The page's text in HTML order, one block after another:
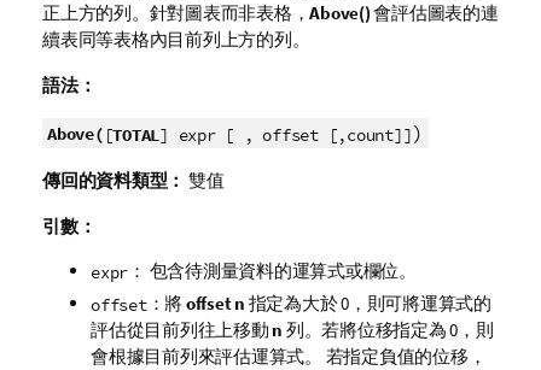
正上方的列。針對圖表而非表格，Above()會評估圖表的連
續表同等表格內目前列上方的列。
語法：
Above( [TOTAL] expr [ , offset [,count]])
傳回的資料類型： 雙值
引數：
expr ： 包含待測量資料的運算式或欄位。
offset：將offsetn 指定為大於 0，則可將運算式的
評估從目前列往上移動 n 列。若將位移指定為 0，則
會根據目前列來評估運算式。 若指定負值的位移，